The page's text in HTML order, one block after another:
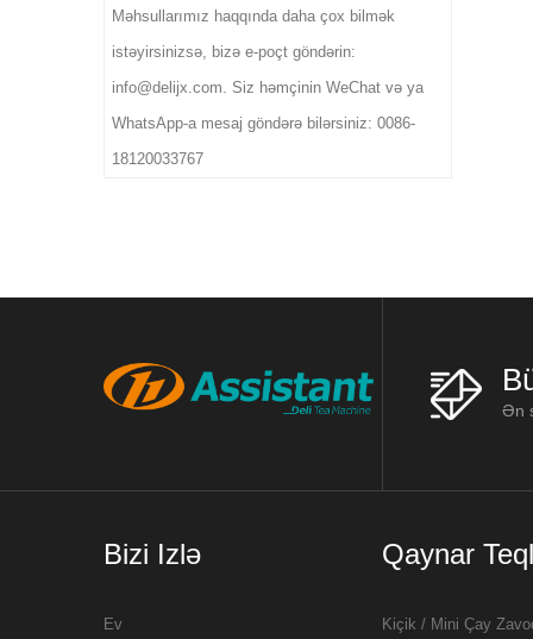
Məhsullarımız haqqında daha çox bilmək
istəyirsinizsə, bizə e-poçt göndərin:
info@delijx.com. Siz həmçinin WeChat və ya
WhatsApp-a mesaj göndərə bilərsiniz: 0086-
18120033767
Ən
Bizi Izlə
Ev
Qaynar
Kiçik / Mini Çay